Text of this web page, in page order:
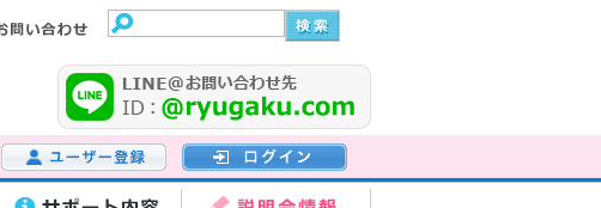
ユーザー登録
ログイン